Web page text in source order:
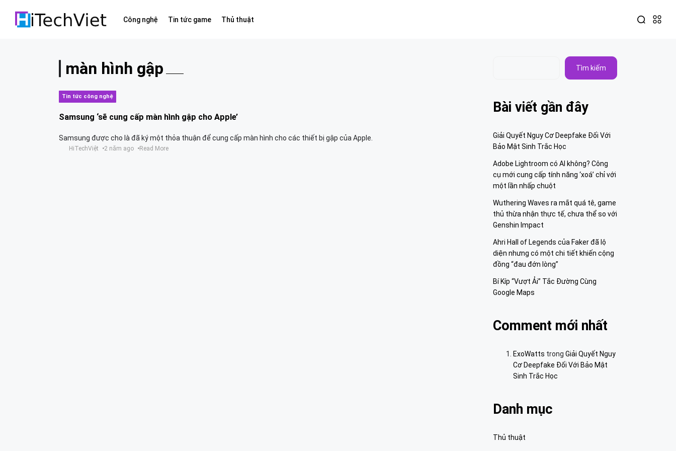
Công nghệ Tin tức game Thủ thuật
màn hình gập
Tin tức công nghệ
Samsung ‘sẽ cung cấp màn hình gập cho Apple’
Samsung được cho là đã ký một thỏa thuận để cung cấp màn hình cho các thiết bị gập của Apple.
HiTechViệt 2 năm ago Read More
Tìm kiếm
Bài viết gần đây
Giải Quyết Nguy Cơ Deepfake Đối Với
Bảo Mật Sinh Trắc Học
Adobe Lightroom có AI không? Công
cụ mới cung cấp tính năng ‘xoá’ chỉ với
một lần nhấp chuột
Wuthering Waves ra mắt quá tê, game
thủ thừa nhận thực tế, chưa thể so với
Genshin Impact
Ahri Hall of Legends của Faker đã lộ
diện nhưng có một chi tiết khiến cộng
đồng “đau đớn lòng”
Bí Kíp “Vượt Ải” Tắc Đường Cùng
Google Maps
Comment mới nhất
ExoWatts trong Giải Quyết Nguy
Cơ Deepfake Đối Với Bảo Mật
Sinh Trắc Học
Danh mục
Thủ thuật